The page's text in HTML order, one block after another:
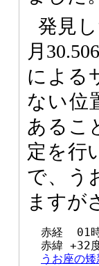
発見
月
による
ない位
あるこ
定を行
で、う
ますが
赤経  01
赤緯 +32
うお座の